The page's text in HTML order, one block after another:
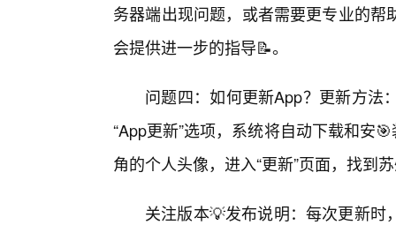
务器端出现问题，或者需要更专业的
会提供进一步的指导📝。
问题四：如何更新App？更新方法
“App更新”选项，系统将自动下载和安
角的个人头像，进入“更新”页面，找到
关注版本💡发布说明：每次更新